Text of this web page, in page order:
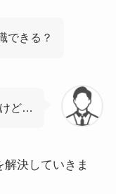
できる？
ど…
決していきま